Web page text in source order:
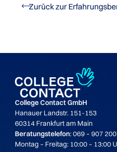
Zurück zur
College Contact GmbH
Hanauer Landstr. 151-153
60314 Frankfurt am Main
Beratungstelefon: 069 – 907
Montag – Freitag: 10:00 – 13:00